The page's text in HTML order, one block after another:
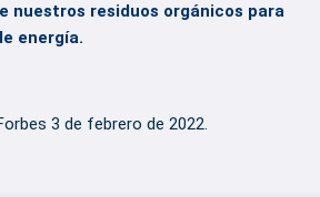
nuestros residuos orgánicos para
energía.
3 de febrero de 2022.